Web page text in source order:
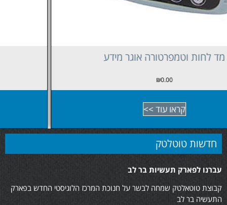
מד לחות וטמפרטורה
חדשות טוטלטק
עברנו לפארק תעשיות בר לב
קבוצת טוטאלטק שמחה לבשר על חנוכת המרכז הלוגיסטי החדש בפארק
התעשיה בר לב